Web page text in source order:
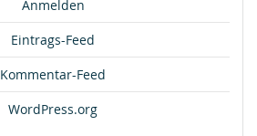
Anmelden
Eintrags-Feed
Kommentar-Feed
WordPress.org